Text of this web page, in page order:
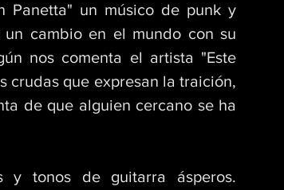
Panetta" un músico de punk y
cambio en el mundo con su
nos comenta el artista "Este
crudas que expresan la traición,
de que alguien cercano se ha
y tonos de guitarra ásperos.